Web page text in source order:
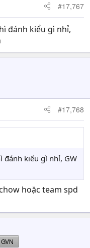
#17,767
đánh kiểu gì nhỉ,
#17,768
đánh kiểu gì nhỉ, GW
hoặc team spd